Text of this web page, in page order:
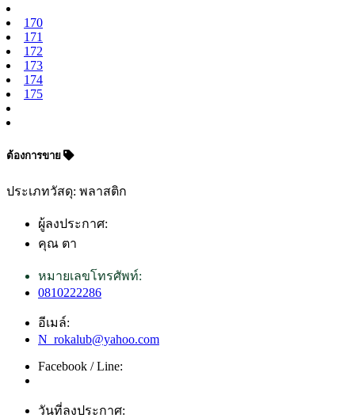
170
171
172
173
174
175
ต้องการขาย
ประเภทวัสดุ: พลาสติก
ผู้ลงประกาศ:
คุณ ตา
หมายเลขโทรศัพท์:
0810222286
อีเมล์:
N_rokalub@yahoo.com
Facebook / Line:
วันที่ลงประกาศ: